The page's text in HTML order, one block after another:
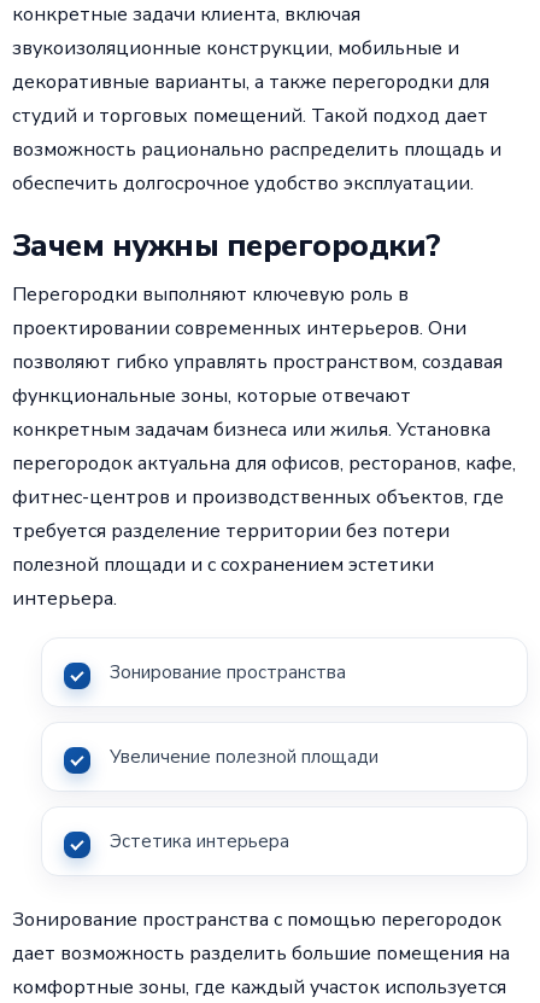
конкретные задачи клиента, включая
звукоизоляционные конструкции, мобильные и
декоративные варианты, а также перегородки для
студий и торговых помещений. Такой подход дает
возможность рационально распределить площадь и
обеспечить долгосрочное удобство эксплуатации.
Зачем нужны перегородки?
Перегородки выполняют ключевую роль в
проектировании современных интерьеров. Они
позволяют гибко управлять пространством, создавая
функциональные зоны, которые отвечают
конкретным задачам бизнеса или жилья. Установка
перегородок актуальна для офисов, ресторанов, кафе,
фитнес-центров и производственных объектов, где
требуется разделение территории без потери
полезной площади и с сохранением эстетики
интерьера.
Зонирование пространства
Увеличение полезной площади
Эстетика интерьера
Зонирование пространства с помощью перегородок
дает возможность разделить большие помещения на
комфортные зоны, где каждый участок используется